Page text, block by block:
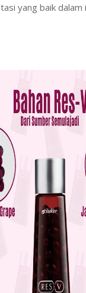
yang baik dalam